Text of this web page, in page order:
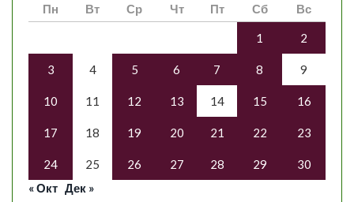
Пн
Вт Ср Чт Пт Сб Вс
1 2
3 4 5 6 7 8 9
10 11 12 13 14 15 16
17 18 19 20 21 22 23
24 25 26 27 28 29
30
« Окт Дек »